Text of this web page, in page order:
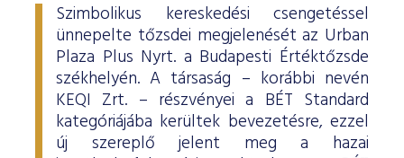
Szimbolikus kereskedési csengetéssel
ünnepelte tőzsdei megjelenését az Urban
Plaza Plus Nyrt. a Budapesti Értéktőzsde
székhelyén. A társaság – korábbi nevén
KEQI Zrt. – részvényei a BÉT Standard
kategóriájába kerültek bevezetésre, ezzel
új szereplő jelent meg a hazai